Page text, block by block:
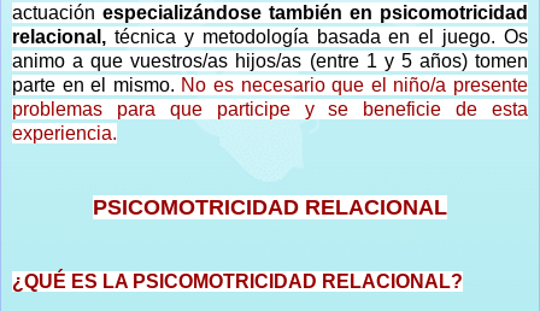
actuación especializándose también en psicomotricidad
relacional, técnica y metodología basada en el juego. Os
animo a que vuestros/as hijos/as (entre 1 y 5 años) tomen
parte en el mismo. No es necesario que el niño/a presente
problemas para que participe y se beneficie de esta
experiencia.
PSICOMOTRICIDAD RELACIONAL
¿QUÉ ES LA PSICOMOTRICIDAD RELACIONAL?